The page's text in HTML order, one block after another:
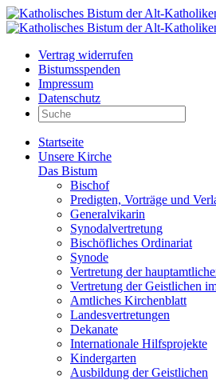
Vertrag widerrufen
Bistumsspenden
Impressum
Datenschutz
Startseite
Unsere Kirche
Das Bistum
Bischof
Predigten, Vorträge und
Generalvikarin
Synodalvertretung
Bischöfliches Ordinariat
Synode
Vertretung der
Vertretung der Geistlichen
Amtliches Kirchenblatt
Landesvertretungen
Dekanate
Internationale Hilfsprojekte
Kindergarten
Ausbildung der Geistlichen